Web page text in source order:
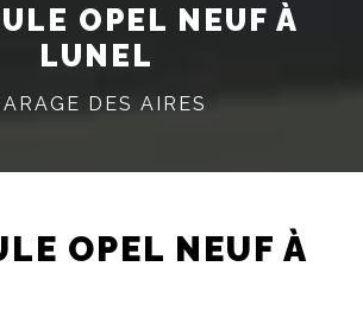
OPEL NEUF À
LUNEL
DES AIRES
OPEL NEUF À